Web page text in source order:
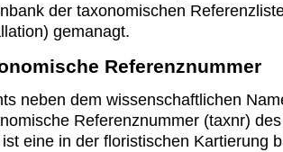
der taxonomischen
gemanagt.
Referenznummer
neben dem wissenschaftlichen
Referenznummer (taxnr)
eine in der floristischen Kartierung